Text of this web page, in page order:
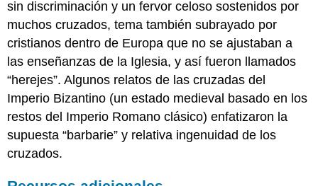
sin discriminación y un fervor celoso sostenidos por
muchos cruzados, tema también subrayado por
cristianos dentro de Europa que no se ajustaban a
las enseñanzas de la Iglesia, y así fueron llamados
“herejes”. Algunos relatos de las cruzadas del
Imperio Bizantino (un estado medieval basado en los
restos del Imperio Romano clásico) enfatizaron la
supuesta “barbarie” y relativa ingenuidad de los
cruzados.